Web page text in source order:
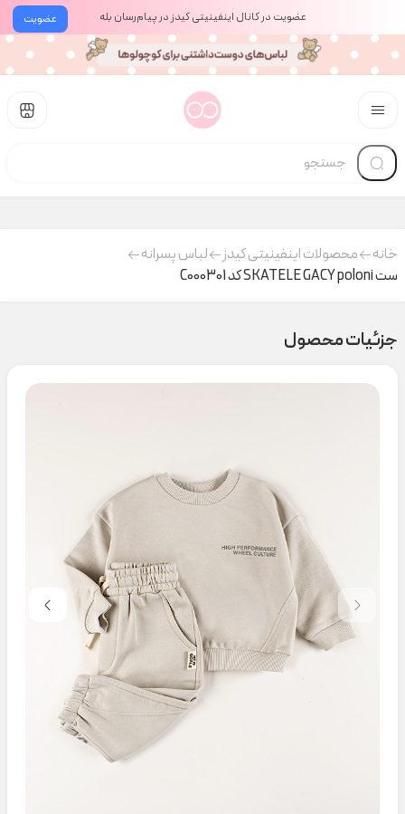
عضویت عضویت در کانال اینفینیتی کیدز در پیام‌رسان بله
خانه محصولات اینفینیتی کیدز
لباس پسرانه
ست SKATELE GACY poloni کد C000301
جزئیات محصول